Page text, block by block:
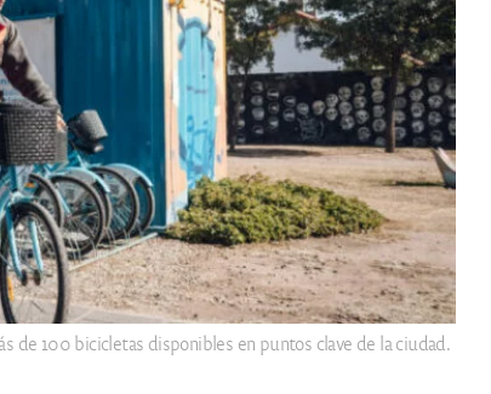
de 100 bicicletas disponibles en puntos clave de la ciudad.